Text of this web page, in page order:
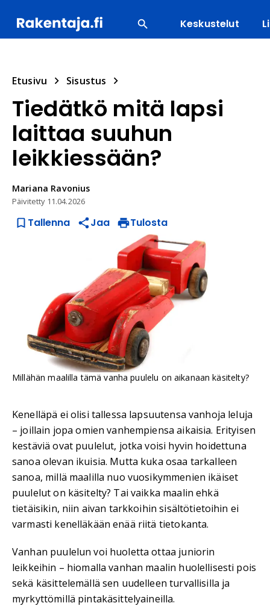
Keskustelut
Etusivu Sisustus
Tiedätkö mitä lapsi
laittaa suuhun
leikkiessään?
Mariana Ravonius
Päivitetty 11.04.2026
Tallenna Jaa Tulosta
Millähän maalilla tämä vanha puulelu on aikanaan käsitelty?
Kenelläpä ei olisi tallessa lapsuutensa vanhoja leluja
– joillain jopa omien vanhempiensa aikaisia. Erityisen
kestäviä ovat puulelut, jotka voisi hyvin hoidettuna
sanoa olevan ikuisia. Mutta kuka osaa tarkalleen
sanoa, millä maalilla nuo vuosikymmenien ikäiset
puulelut on käsitelty? Tai vaikka maalin ehkä
tietäisikin, niin aivan tarkkoihin sisältötietoihin ei
varmasti kenelläkään enää riitä tietokanta.
Vanhan puulelun voi huoletta ottaa juniorin
leikkeihin – hiomalla vanhan maalin huolellisesti pois
sekä käsittelemällä sen uudelleen turvallisilla ja
myrkyttömillä pintakäsittelyaineilla.